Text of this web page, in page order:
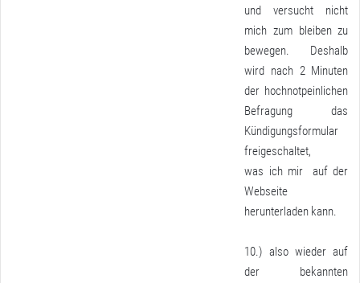
und versucht nicht
mich zum bleiben zu
bewegen. Deshalb
wird nach 2 Minuten
der hochnotpeinlichen
Befragung das
Kündigungsformular
freigeschaltet,
was ich mir auf der
Webseite
herunterladen kann.
10.) also wieder auf
der bekannten